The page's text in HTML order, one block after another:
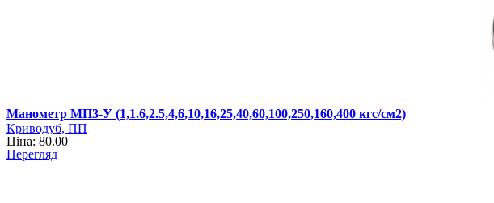
Манометр МП3-У (1,1.6,2.5,4,6,10,16,25,40,60,100,250,160,400 кгс/см2)
Криводуб, ПП
Ціна: 80.00
Перегляд